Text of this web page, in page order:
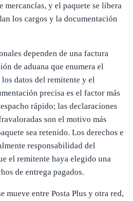
mercancías, y el paquete se libera
los cargos y la documentación
dependen de una factura
de aduana que enumera el
datos del remitente y el
precisa es el factor más
rápido; las declaraciones
son el motivo más
sea retenido. Los derechos e
responsabilidad del
el remitente haya elegido una
de entrega pagados.
mueve entre Posta Plus y otra red,